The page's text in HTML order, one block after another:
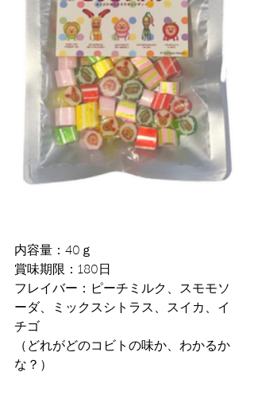
内容量：40ｇ
賞味期限：180日
フレイバー：ピーチミルク、スモモソ
ーダ、ミックスシトラス、スイカ、イ
チゴ
（どれがどのコビトの味か、わかるか
な？）